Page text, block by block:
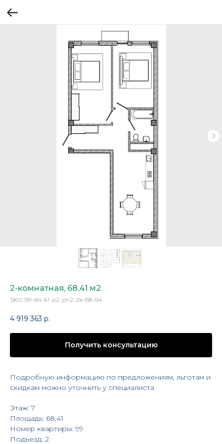
2-комнатная, 68,41 м2
SKU: 99-d4-k1-p2-pn2-2k-68-04
4 919 363 р.
Получить консультацию
Подробную информацию по предложениям, льготам и
скидкам можно уточнить у специалиста
Этаж: 7
Площадь: 68,41
Номер квартиры: 99
Подъезд: 2